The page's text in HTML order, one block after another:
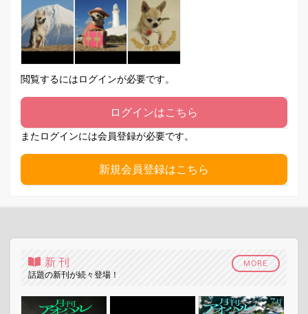
閲覧するにはログインが必要です。
ログインはこちら
またログインには会員登録が必要です。
新規会員登録はこちら
新刊
話題の新刊が続々登場！
MORE